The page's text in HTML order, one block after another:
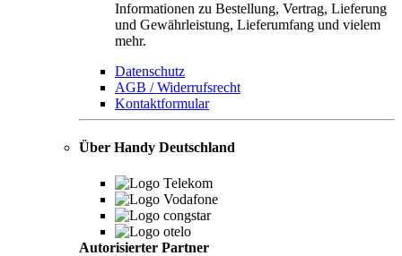
Informationen zu Bestellung, Vertrag, Lieferung
und Gewährleistung, Lieferumfang und vielem
mehr.
Datenschutz
AGB / Widerrufsrecht
Kontaktformular
Über Handy Deutschland
Autorisierter Partner